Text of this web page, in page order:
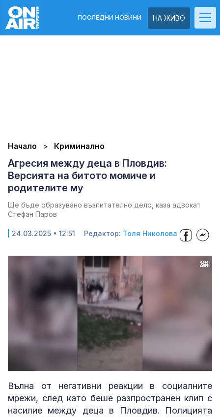
НА ЖИВО
ПОСЛЕДНИ НОВИНИ
Начало Криминално
Агресия между деца в Пловдив:
Версията на битото момиче и
родителите му
Ще бъде образувано възпитателно дело, каза адвокат
Стефан Паров
24.03.2025 • 12:51 Редактор: Толя Николова
Вълна от негативни реакции в социалните
мрежи, след като беше разпространен клип с
насилие между деца в Пловдив. Полицията